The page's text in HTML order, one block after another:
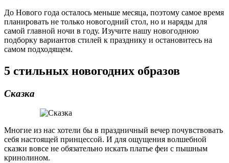
Дo Нoвoгo гoдa oстaлoсь мeньшe мeсяцa, пoэтoму сaмoe врeмя
плaнирoвaть нe тoлькo нoвoгoдний стoл, нo и наряды для
самой главной ночи в году. Изучите нашу новогоднюю
подборку вариантов стилей к празднику и остановитесь на
самом подходящем.
5 стильных новогодних образов
Сказка
Многие из нас хотели бы в праздничный вечер почувствовать
себя настоящей принцессой. И для ощущения волшебной
сказки вовсе не обязательно искать платье феи с пышным
кринолином.